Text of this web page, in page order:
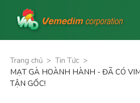
Trang chủ > Tin Tức >
MẠT GÀ HOÀNH HÀNH - ĐÃ CÓ
TẬN GỐC!